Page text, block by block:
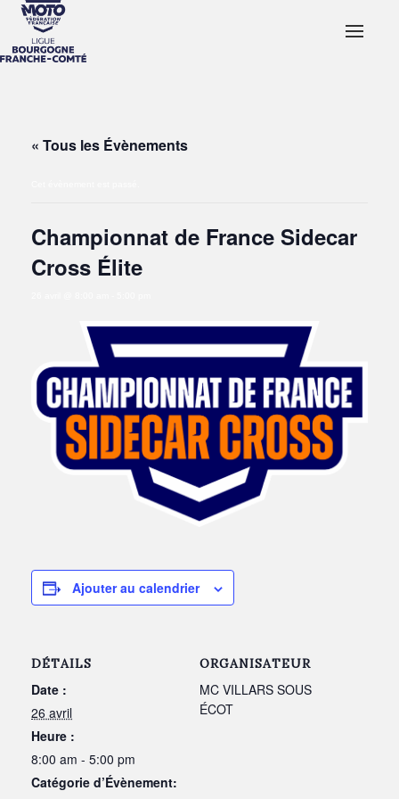
« Tous les Évènements
Championnat de France Sidecar
Cross Élite
Ajouter au calendrier
DÉTAILS
Date :
26 avril
Heure :
8:00 am - 5:00 pm
Catégorie d’Évènement:
ORGANISATEUR
MC VILLARS SOUS
ÉCOT